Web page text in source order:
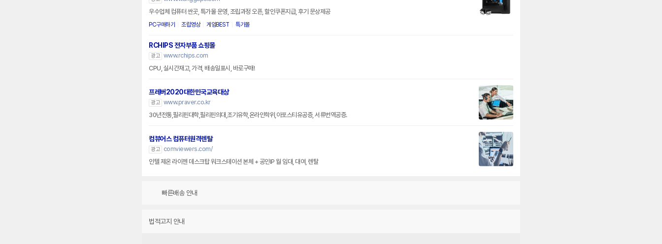
우수업체 컴퓨터 싼곳, 특가몰 운영, 조립과정 오픈, 할인쿠폰지급, 후기 문상제공
PC구매하기 조립영상 게임BEST 특가몰
RCHIPS 전자부품 쇼핑몰
광고 www.rchips.com
CPU, 실시간재고, 가격, 배송일표시, 바로구매!
프레버2020대한민국교육대상
광고 www.praver.co.kr
30년전통,필리핀대학,필리핀의대,조기유학,온라인학위,아포스티유공증, 서류번역공증.
컴뷰어스 컴퓨터원격렌탈
광고
comviewers.com/
인텔 제온 라이젠 데스크탑 워크스테이션 본체 + 공인IP 월 임대, 대여, 렌탈
빠른배송 안내
법적고지 안내